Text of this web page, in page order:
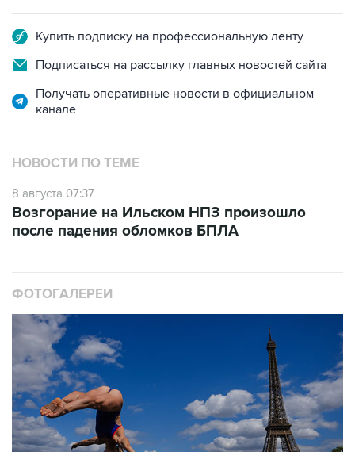
Купить подписку на профессиональную ленту
Подписаться на рассылку главных новостей сайта
Получать оперативные новости в официальном
канале
НОВОСТИ ПО ТЕМЕ
8 августа 07:37
Возгорание на Ильском НПЗ произошло
после падения обломков БПЛА
ФОТОГАЛЕРЕИ